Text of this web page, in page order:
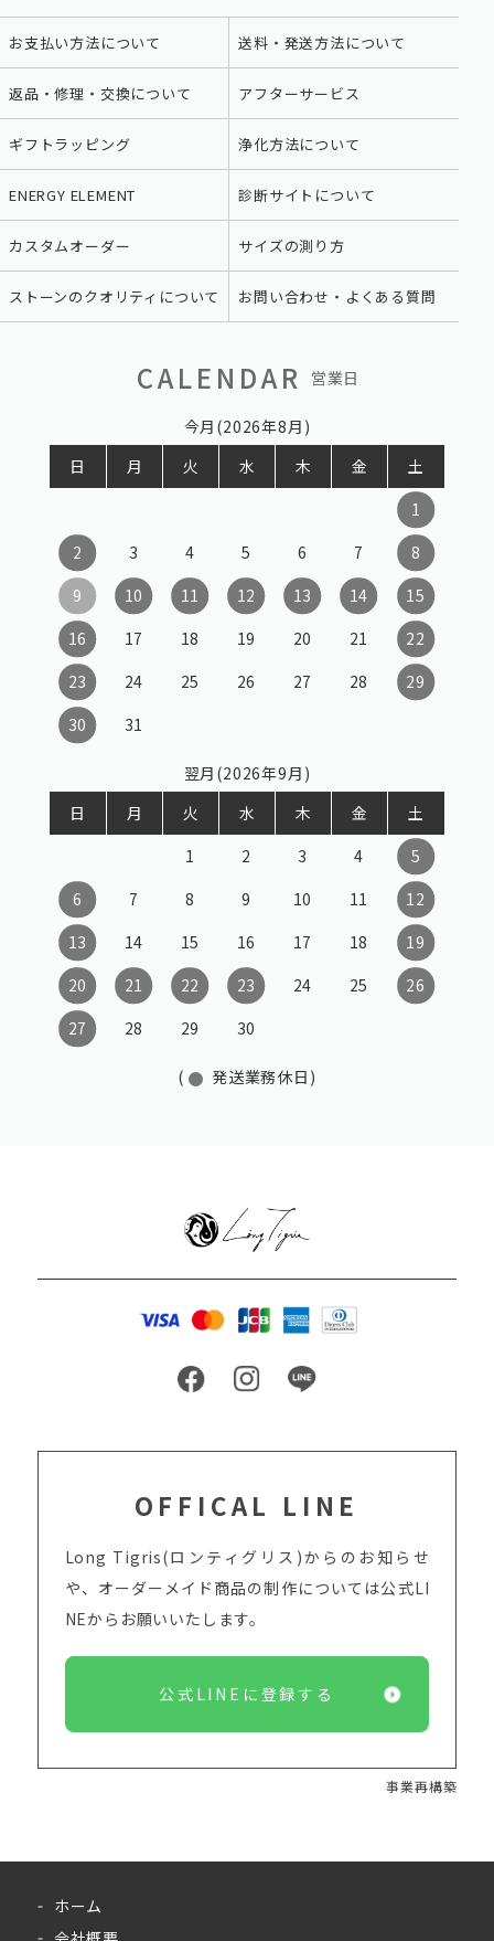
お支払い方法について 送料・発送方法について
返品・修理・交換について アフターサービス
ギフトラッピング 浄化方法について
ENERGY ELEMENT 診断サイトについて
カスタムオーダー サイズの測り方
ストーンのクオリティについて お問い合わせ・よくある質問
CALENDAR 営業日
今月(2026年8月)
日
月 火 水 木 金
土
1
2
3 4 5 6 7
8
9
10 11 12 13 14
15
16
17 18 19 20 21
22
23
24 25 26 27 28
29
30
31
翌月(2026年9月)
日
月 火 水 木 金
土
1
2 3 4
5
6
7 8 9 10 11
12
13
14 15 16 17 18
19
20
21 22 23 24 25
26
27
28 29 30
( 発送業務休日)
OFFICAL LINE
Long Tigris(ロンティグリス)からのお知らせ
や、オーダーメイド商品の制作については公式LI
NEからお願いいたします。
公式LINEに登録する
事業再構築
ホーム